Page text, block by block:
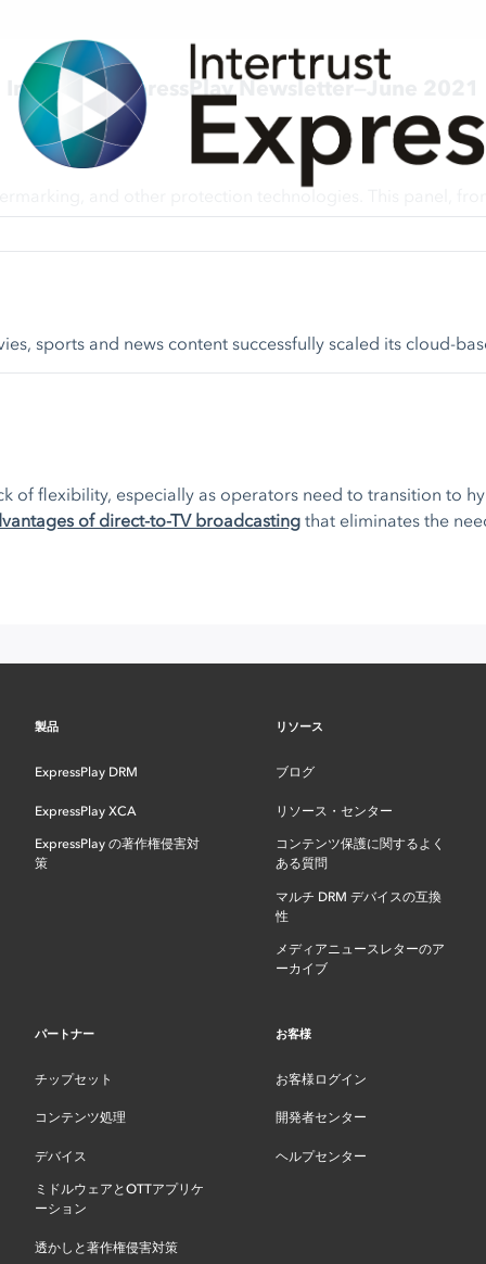
Intertrust ExpressPlay Newsletter—June 2021
sports and news content successfully scaled its cloud-
flexibility, especially as operators need to transition
of direct-to-TV broadcasting that eliminates the
製品
ExpressPlay DRM
ExpressPlay XCA
ExpressPlay の著作権侵害対
策
リソース
ブログ
リソース・センター
コンテンツ保護に関するよく
ある質問
マルチ DRM デバイスの互換
性
メディアニュースレターのア
ーカイブ
パートナー
チップセット
コンテンツ処理
デバイス
ミドルウェアとOTTアプリケ
ーション
透かしと著作権侵害対策
お客様
お客様ログイン
開発者センター
ヘルプセンター